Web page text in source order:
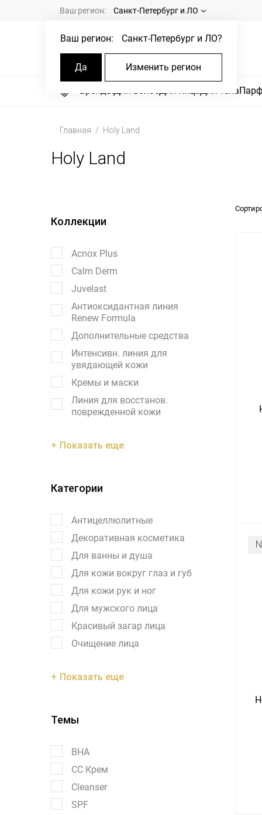
Ваш регион: Санкт-Петербург и ЛО
Ваш регион: Санкт-Петербург и ЛО?
Да Изменить регион
БрендыДля волосДля лицаДля тела
Главная Holy Land
Holy Land
Коллекции
Acnox Plus
Calm Derm
Juvelast
Антиоксидантная линия
Renew Formula
Дополнительные средства
Интенсивн. линия для
увядающей кожи
Кремы и маски
Линия для восстанов.
поврежденной кожи
Показать еще
Категории
Антицеллюлитные
Декоративная косметика
Для ванны и душа
Для кожи вокруг глаз и губ
Для кожи рук и ног
Для мужского лица
Красивый загар лица
Очищение лица
Показать еще
Темы
BHA
CC Крем
Cleanser
SPF